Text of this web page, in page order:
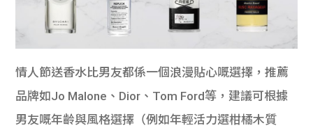
情人節送香水比男友都係一個浪漫貼心嘅選擇，推薦
品牌如Jo Malone、Dior、Tom Ford等，建議可根據
男友嘅年齡與風格選擇（例如年輕活力選柑橘木質